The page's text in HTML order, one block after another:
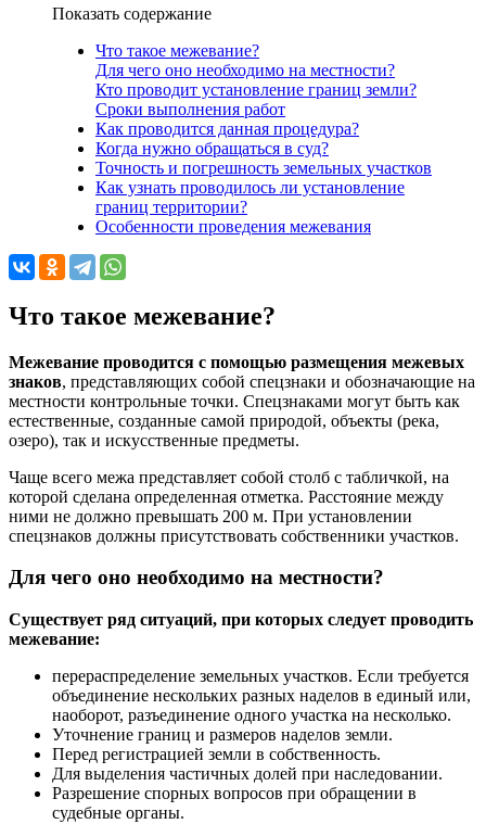
Показать содержание
Что такое межевание?
Для чего оно необходимо на местности?
Кто проводит установление границ земли?
Сроки выполнения работ
Как проводится данная процедура?
Когда нужно обращаться в суд?
Точность и погрешность земельных участков
Как узнать проводилось ли установление
границ территории?
Особенности проведения межевания
Что такое межевание?
Межевание проводится с помощью размещения межевых
знаков, представляющих собой спецзнаки и обозначающие на
местности контрольные точки. Спецзнаками могут быть как
естественные, созданные самой природой, объекты (река,
озеро), так и искусственные предметы.
Чаще всего межа представляет собой столб с табличкой, на
которой сделана определенная отметка. Расстояние между
ними не должно превышать 200 м. При установлении
спецзнаков должны присутствовать собственники участков.
Для чего оно необходимо на местности?
Существует ряд ситуаций, при которых следует проводить
межевание:
перераспределение земельных участков. Если требуется
объединение нескольких разных наделов в единый или,
наоборот, разъединение одного участка на несколько.
Уточнение границ и размеров наделов земли.
Перед регистрацией земли в собственность.
Для выделения частичных долей при наследовании.
Разрешение спорных вопросов при обращении в
судебные органы.